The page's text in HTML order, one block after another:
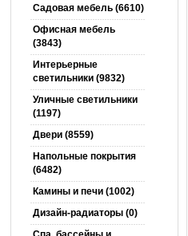
Садовая мебель (6610)
Офисная мебель
(3843)
Интерьерные
светильники (9832)
Уличные светильники
(1197)
Двери (8559)
Напольные покрытия
(6482)
Камины и печи (1002)
Дизайн-радиаторы (0)